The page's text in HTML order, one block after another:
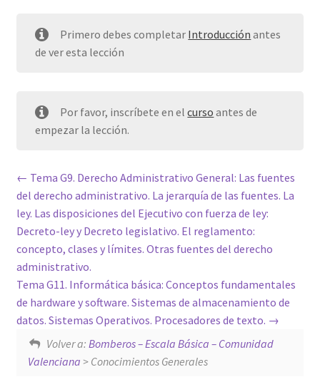
Primero debes completar Introducción antes
de ver esta lección
Por favor, inscríbete en elcurso antes de
empezar la lección.
Tema G9. Derecho Administrativo General: Las fuentes
del derecho administrativo. La jerarquía de las fuentes. La
ley. Las disposiciones del Ejecutivo con fuerza de ley:
Decreto-ley y Decreto legislativo. El reglamento:
concepto, clases y límites. Otras fuentes del derecho
administrativo.
Tema G11. Informática básica: Conceptos fundamentales
de hardware y software. Sistemas de almacenamiento de
datos. Sistemas Operativos. Procesadores de texto.
Volver a: Bomberos – Escala Básica – Comunidad
Valenciana > Conocimientos Generales